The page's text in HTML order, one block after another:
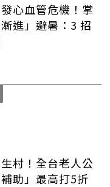
心血管危機！掌
進」避暑：3 招
村！全台老人公
助」最高打5折